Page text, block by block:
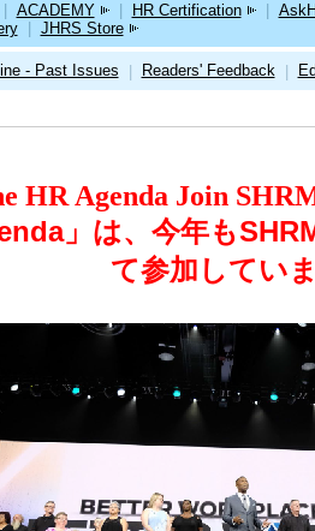
ACADEMY HR Certification
JHRS Store
- Past Issues Readers' Feedback
HR Agenda Join
」は、今年も
て参加してい